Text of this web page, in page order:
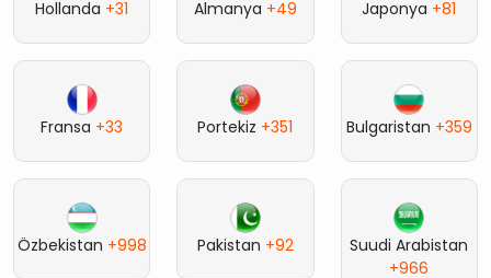
Hollanda +31 Almanya +49 Japonya +81
Fransa +33 Portekiz +351 Bulgaristan +359
Özbekistan +998 Pakistan +92
Suudi Arabistan
+966